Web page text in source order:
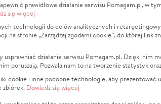
cookie
cookie
Opinie
Raporty
Za darmo
Dla NGO
Fundacja Pomagam.pl
prawidłowe działanie serwisu Pomagam.pl, w
się więcej
technologii do celów analitycznych i
stronie „Zarządzaj zgodami cookie”, do której link
działanie serwisu Pomagam.pl. Dzięki nim
poruszają. Pozwala nam to na tworzenie statystyk
cookie i inne podobne technologie, aby
zbiórek. Dowiedz się więcej